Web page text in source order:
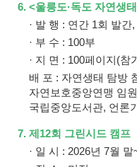
6. <울릉도·독도 자연생
· 발 행 : 연간 1회 발간
· 부 수 : 100부
· 지 면 : 100페이지(참
배 포 : 자연생태 탐방
자연보호중앙연맹 임
국립중앙도서관, 언론
7. 제12회 그린시드 캠프
· 일 시 : 2026년 7월